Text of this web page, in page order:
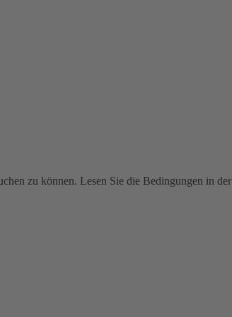
zu können. Lesen Sie die Bedingungen in der